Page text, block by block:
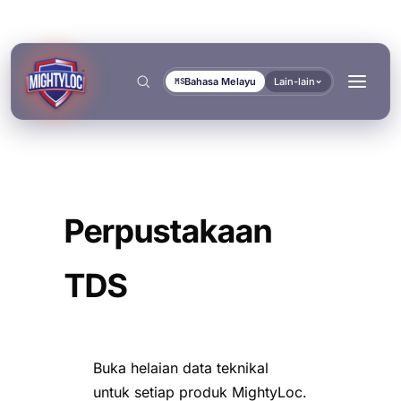
MSBahasa Melayu Lain-lain
Fabrikasi Logam Pembina Bas & Trak
ALAT
Perpustakaan
TDS
Buka helaian data teknikal
untuk setiap produk MightyLoc.